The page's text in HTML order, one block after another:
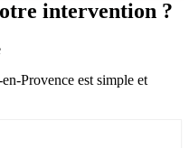
intervention ?
Provence est simple et